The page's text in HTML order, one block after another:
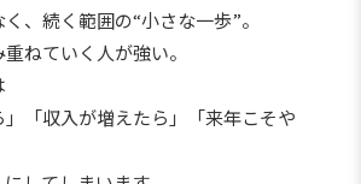
、続く範囲の“小さな一歩”。
ねていく人が強い。
」「収入が増えたら」「来年こそや